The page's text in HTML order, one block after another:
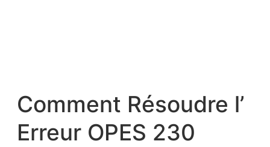
Comment Résoudre l’
Erreur OPES 230